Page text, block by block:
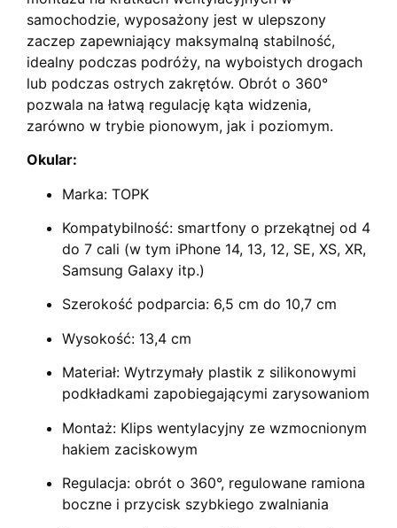
samochodzie, wyposażony jest w ulepszony
zaczep zapewniający maksymalną stabilność,
idealny podczas podróży, na wyboistych drogach
lub podczas ostrych zakrętów. Obrót o 360°
pozwala na łatwą regulację kąta widzenia,
zarówno w trybie pionowym, jak i poziomym.
Okular:
Marka: TOPK
Kompatybilność: smartfony o przekątnej od 4
do 7 cali (w tym iPhone 14, 13, 12, SE, XS, XR,
Samsung Galaxy itp.)
Szerokość podparcia: 6,5 cm do 10,7 cm
Wysokość: 13,4 cm
Materiał: Wytrzymały plastik z silikonowymi
podkładkami zapobiegającymi zarysowaniom
Montaż: Klips wentylacyjny ze wzmocnionym
hakiem zaciskowym
Regulacja: obrót o 360°, regulowane ramiona
boczne i przycisk szybkiego zwalniania